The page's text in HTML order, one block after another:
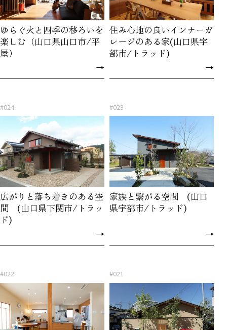
ゆらぐ火と四季の移ろいを
楽しむ（山口県山口市/平
屋）
→
住み心地の良いインナーガ
レージのある家(山口県宇
部市/トラッド)
→
#024
広がりと落ち着きのある空
間 (山口県下関市/トラッ
ド)
→
#023
家族と繋がる空間 (山口
県宇部市/トラッド)
→
#022 #021